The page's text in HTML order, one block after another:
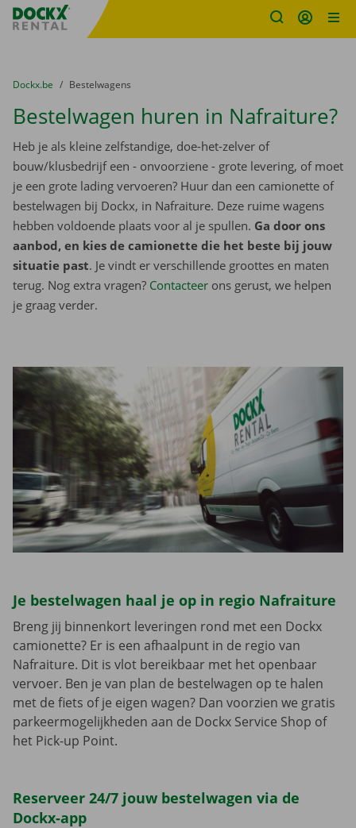
Fratello DEMO
U bevindt zich hier:
van
Dockx.be naar
Bestelwagens
Bestelwagen huren in Nafraiture?
Heb je als kleine zelfstandige, doe-het-zelver of
bouw/klusbedrijf een - onvoorziene - grote levering, of moet
je een grote lading vervoeren? Huur dan een camionette of
bestelwagen bij Dockx, in Nafraiture. Deze ruime wagens
hebben voldoende plaats voor al je spullen. Ga door ons
aanbod, en kies de camionette die het beste bij jouw
situatie past. Je vindt er verschillende groottes en maten
terug. Nog extra vragen? Contacteer ons gerust, we helpen
je graag verder.
Je bestelwagen haal je op in regio Nafraiture
Breng jij binnenkort leveringen rond met een Dockx
camionette? Er is een afhaalpunt in de regio van
Nafraiture. Dit is vlot bereikbaar met het openbaar
vervoer. Ben je van plan de bestelwagen op te halen
met de fiets of je eigen wagen? Dan voorzien we gratis
parkeermogelijkheden aan de Dockx Service Shop of
het Pick-up Point.
Reserveer 24/7 jouw bestelwagen via de
Dockx-app